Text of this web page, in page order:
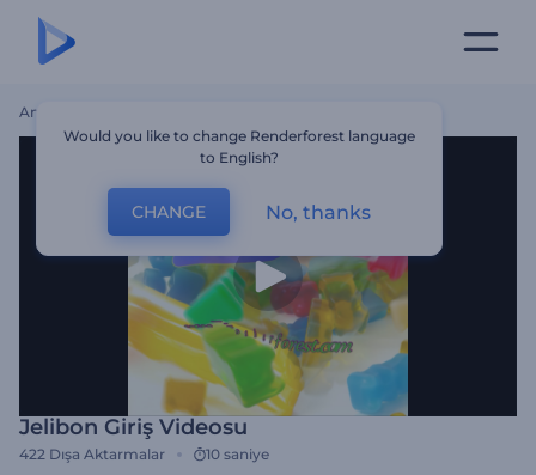
Ana Sayfa
Jelibon Giriş Videosu
422 Dışa Aktarmalar 10 saniye
Would you like to change Renderforest language
to English?
CHANGE No, thanks